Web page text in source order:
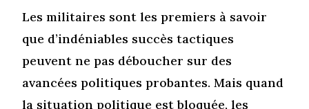
Les militaires sont les premiers à savoir
que d’indéniables succès tactiques
peuvent ne pas déboucher sur des
avancées politiques probantes. Mais quand
la situation politique est bloquée, les